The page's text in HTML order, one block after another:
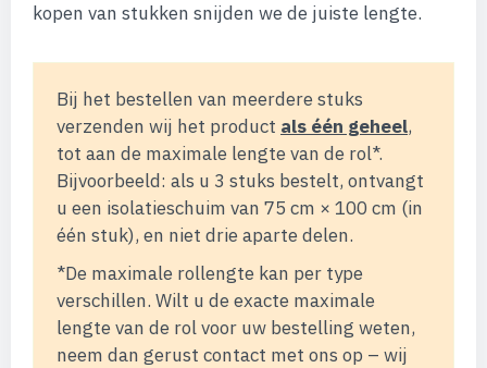
kopen van stukken snijden we de juiste lengte.
Bij het bestellen van meerdere stuks
verzenden wij het product als één geheel,
tot aan de maximale lengte van de rol*.
Bijvoorbeeld: als u 3 stuks bestelt, ontvangt
u een isolatieschuim van 75 cm × 100 cm (in
één stuk), en niet drie aparte delen.
*De maximale rollengte kan per type
verschillen. Wilt u de exacte maximale
lengte van de rol voor uw bestelling weten,
neem dan gerust contact met ons op – wij